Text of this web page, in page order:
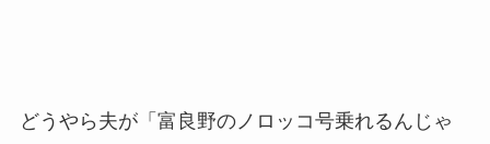
どうやら夫が「富良野のノロッコ号乗れるんじゃ